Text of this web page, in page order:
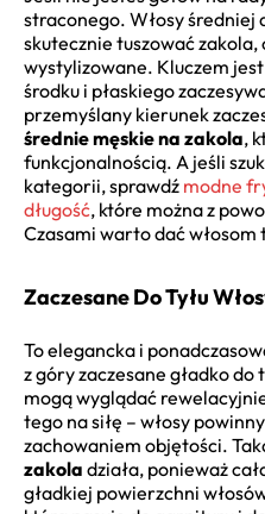
straconego. Włosy średniej
skutecznie tuszować
wystylizowane. Kluczem
środku i płaskiego
przemyślany kierunek
średnie męskie na zakola,
funkcjonalnością. A jeśli
kategorii, sprawdź modne
długość, które można z
Czasami warto dać
Zaczesane Do Tyłu
To elegancka i
z góry zaczesane gładko do
mogą wyglądać
tego na siłę – włosy
zachowaniem objętości.
zakola działa, ponieważ
gładkiej powierzchni